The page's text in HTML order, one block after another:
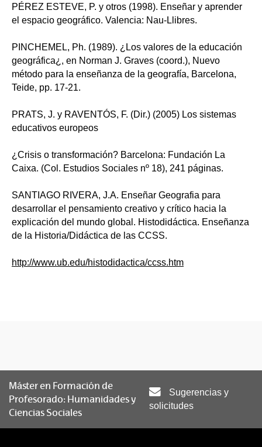
PÉREZ ESTEVE, P. y otros (1998). Enseñar y aprender
el espacio geográfico. Valencia: Nau-Llibres.
PINCHEMEL, Ph. (1989). ¿Los valores de la educación
geográfica¿, en Norman J. Graves (coord.), Nuevo
método para la enseñanza de la geografía, Barcelona,
Teide, pp. 17-21.
PRATS, J. y RAVENTÓS, F. (Dir.) (2005) Los sistemas
educativos europeos
¿Crisis o transformación? Barcelona: Fundación La
Caixa. (Col. Estudios Sociales nº 18), 241 páginas.
SANTIAGO RIVERA, J.A. Enseñar Geografia para
desarrollar el pensamiento creativo y crítico hacia la
explicación del mundo global. Histodidáctica. Enseñanza
de la Historia/Didáctica de las CCSS.
http://www.ub.edu/histodidactica/ccss.htm
Máster en Formación de
Profesorado: Humanidades y
Ciencias Sociales
Sugerencias y
solicitudes